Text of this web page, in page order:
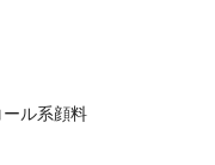
ル系顔料